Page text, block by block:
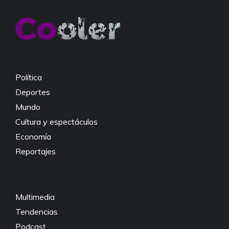
o
p n
Política
Deportes
Mundo
Cultura y espectáculos
Economía
Reportajes
Multimedia
Tendencias
Podcast